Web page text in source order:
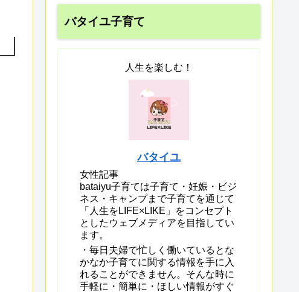
バタイユ子育て
人生を楽しむ！
バタイユ
女性記事
bataiyu子育ては子育て・妊娠・ビジ
ネス・キャンプまで子育てを通じて
「人生をLIFE×LIKE」をコンセプト
としたウェブメディアを目指してい
ます。
・毎日夫婦で忙しく働いているとな
かなか子育てに関する情報を手に入
れることができません。そんな時に
手軽に・簡単に・ほしい情報がすぐ